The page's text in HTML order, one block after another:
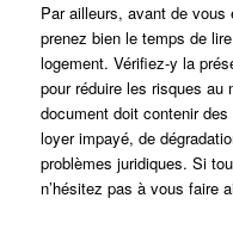
Par ailleurs, avant de vous
prenez bien le temps de
logement. Vérifiez-y la
pour réduire les risques au
document doit contenir
loyer impayé, de
problèmes juridiques. Si
n’hésitez pas à vous faire